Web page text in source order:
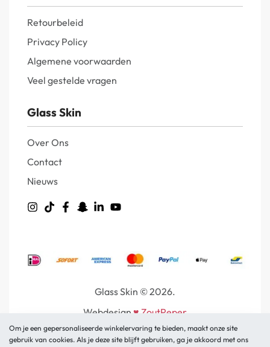
Retourbeleid
Privacy Policy
Algemene voorwaarden
Veel gestelde vragen
Glass Skin
Over Ons
Contact
Nieuws
Glass Skin © 2026.
Webdesign ♥ ZoutPeper
Om je een gepersonaliseerde winkelervaring te bieden, maakt onze site
gebruik van cookies. Als je deze site blijft gebruiken, ga je akkoord met ons